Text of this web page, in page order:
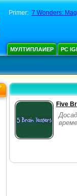
Primer: 7 Wonders:
МУЛТИПЛАИЕР PC
Five